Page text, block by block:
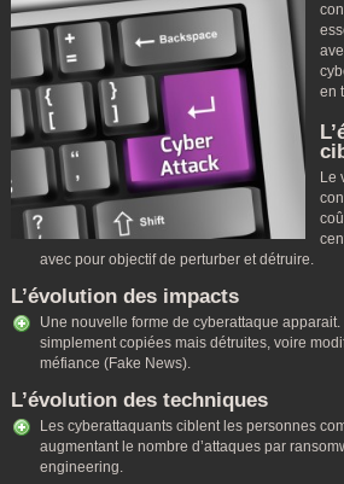
en
Le
avec pour objectif de perturber et détruire.
L’évolution des impacts
Une nouvelle forme de cyberattaque
simplement copiées mais détruites, voire
méfiance (Fake News).
L’évolution des techniques
Les cyberattaquants ciblent les personnes
augmentant le nombre d’attaques par
engineering.